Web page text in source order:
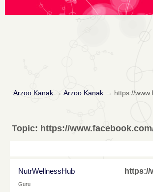
Arzoo Kanak→ Arzoo Kanak→ https://
Topic: https://
NutrWellnessHub
Guru
https://